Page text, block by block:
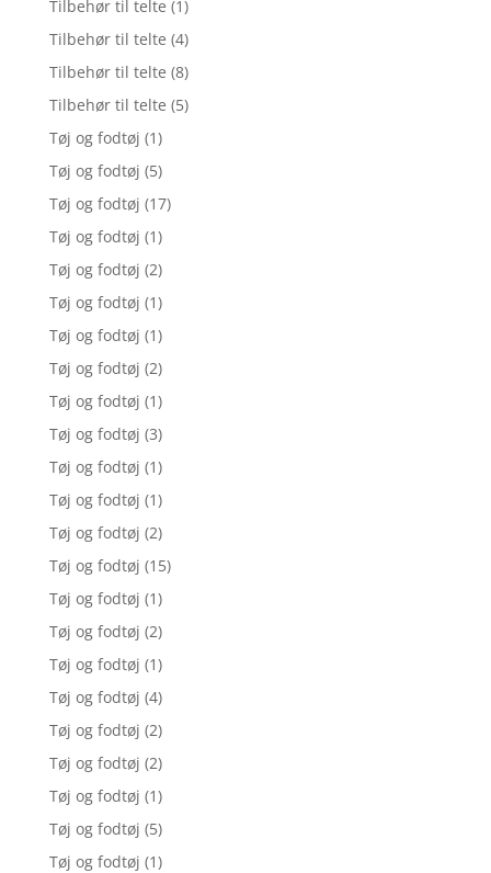
Tilbehør til telte (1)
Tilbehør til telte (4)
Tilbehør til telte (8)
Tilbehør til telte (5)
Tøj og fodtøj (1)
Tøj og fodtøj (5)
Tøj og fodtøj (17)
Tøj og fodtøj (1)
Tøj og fodtøj (2)
Tøj og fodtøj (1)
Tøj og fodtøj (1)
Tøj og fodtøj (2)
Tøj og fodtøj (1)
Tøj og fodtøj (3)
Tøj og fodtøj (1)
Tøj og fodtøj (1)
Tøj og fodtøj (2)
Tøj og fodtøj (15)
Tøj og fodtøj (1)
Tøj og fodtøj (2)
Tøj og fodtøj (1)
Tøj og fodtøj (4)
Tøj og fodtøj (2)
Tøj og fodtøj (2)
Tøj og fodtøj (1)
Tøj og fodtøj (5)
Tøj og fodtøj (1)